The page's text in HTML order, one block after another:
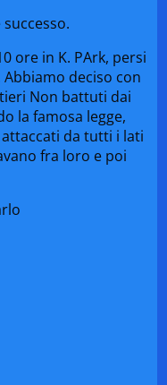
ore in K. PArk, persi
deciso con
Non battuti dai
la famosa legge,
attaccati da tutti i lati
fra loro e poi